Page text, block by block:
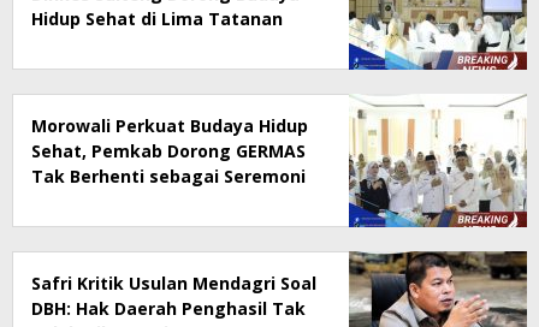
Hidup Sehat di Lima Tatanan
Morowali Perkuat Budaya Hidup
Sehat, Pemkab Dorong GERMAS
Tak Berhenti sebagai Seremoni
Safri Kritik Usulan Mendagri Soal
DBH: Hak Daerah Penghasil Tak